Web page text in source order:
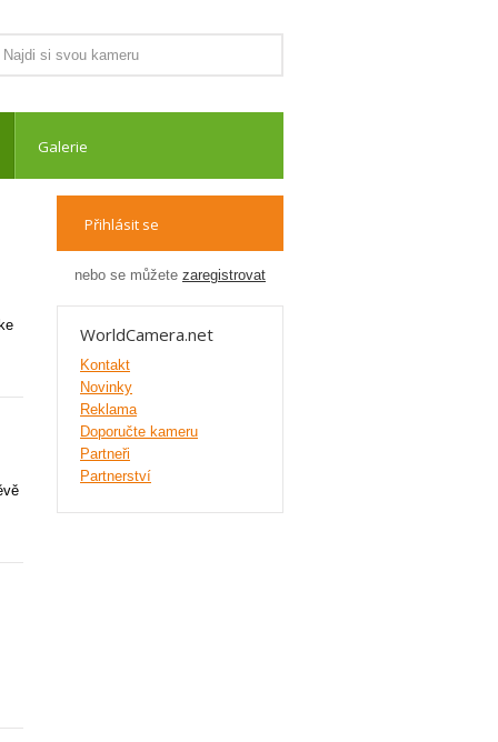
Galerie
Přihlásit se
nebo se můžete zaregistrovat
WorldCamera.net
Kontakt
Novinky
Reklama
Doporučte kameru
Partneři
Partnerství